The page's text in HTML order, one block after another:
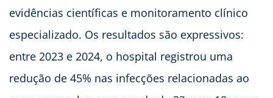
evidências científicas e monitoramento clínico
especializado. Os resultados são expressivos:
entre 2023 e 2024, o hospital registrou uma
redução de 45% nas infecções relacionadas ao